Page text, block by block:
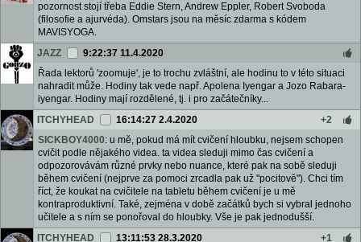
pozornost stojí třeba Eddie Stern, Andrew Eppler, Robert Svoboda
(filosofie a ajurvéda). Omstars jsou na měsíc zdarma s kódem
MAVISYOGA.
JAZZ
9:22:37 11.4.2020
Řada lektorů 'zoomuje', je to trochu zvláštní, ale hodinu to v této situaci
nahradit může. Hodiny tak vede např. Apolena Iyengar a Jozo Rabara-
iyengar. Hodiny mají rozdělené, tj. i pro začátečníky...
ITCHYHEAD
16:14:27 2.4.2020
+2
SICKBOY4000: u mě, pokud má mít cvičení hloubku, nejsem schopen
cvičit podle nějakého videa. ta videa sleduji mimo čas cvičení a
odpozorovávám různé prvky nebo nuance, které pak na sobě sleduji
během cvičení (nejprve za pomoci zrcadla pak už "pocitově"). Chci tím
říct, že koukat na cvičitele na tabletu během cvičení je u mě
kontraproduktivní. Také, zejména v době začátků bych si vybral jednoho
učitele a s ním se ponořoval do hloubky. Vše je pak jednodušší.
ITCHYHEAD
13:11:53 28.3.2020
+1